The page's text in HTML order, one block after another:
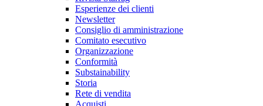
Esperienze dei clienti
Newsletter
Consiglio di amministrazione
Comitato esecutivo
Organizzazione
Conformità
Substainability
Storia
Rete di vendita
Acquisti